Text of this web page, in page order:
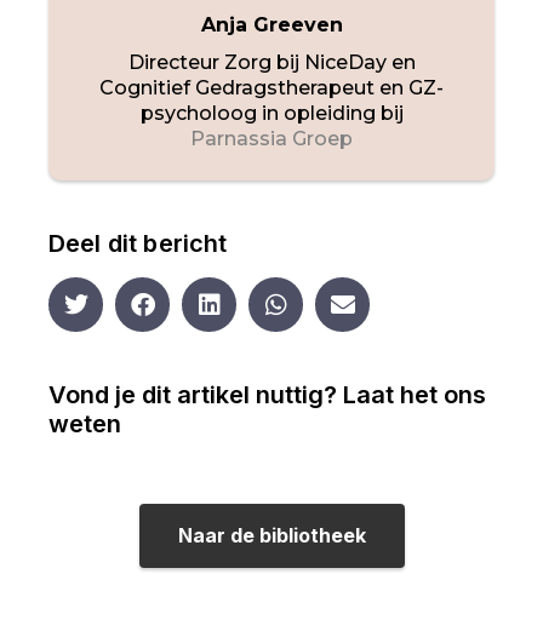
Anja Greeven
Directeur Zorg bij NiceDay en
Cognitief Gedragstherapeut en GZ-
psycholoog in opleiding bij
Parnassia Groep
Deel dit bericht
Vond je dit artikel nuttig? Laat het ons
weten
Naar de bibliotheek